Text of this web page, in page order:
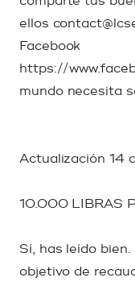
ellos
Facebook
https://
mundo necesita
Actualización 14
10.000 LIBRAS
Sí, has leído
objetivo de